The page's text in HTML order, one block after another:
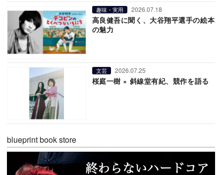
趣味・実用 2026.07.18
高良健吾に聞く、大谷翔平選手の絵本
の魅力
文芸 2026.07.25
桜庭一樹 × 斜線堂有紀、競作を語る
blueprint book store